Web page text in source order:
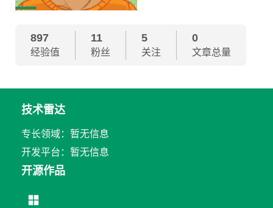
897
经验值
11
粉丝
5
关注
0
文章总量
技术雷达
专长领域：暂无信息
开发平台：暂无信息
开源作品